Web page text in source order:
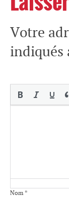
Votre
indiqués
Nom*